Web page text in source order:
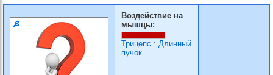
Воздействие на
мышцы:
Трицепс : Длинный
пучок